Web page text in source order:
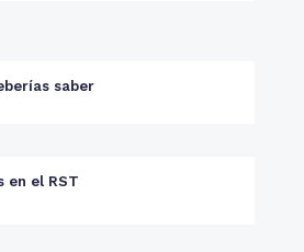
saber
en el RST